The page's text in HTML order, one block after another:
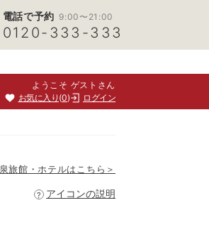
電話で予約 9:00〜21:00
0120-333-333
ようこそ ゲストさん
お気に入り 0 ログイン
旅館・ホテルはこちら＞
アイコンの説明